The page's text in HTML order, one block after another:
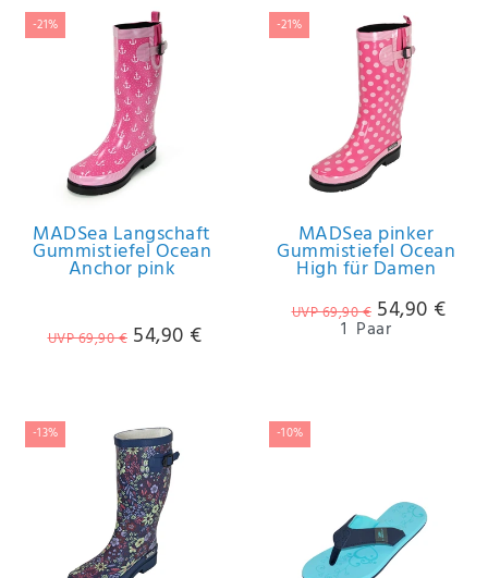
-21%
MADSea Langschaft
Gummistiefel Ocean
Anchor pink
UVP 69,90 € 54,90 €
-21%
MADSea pinker
Gummistiefel Ocean
High für Damen
UVP 69,90 € 54,90 €
1 Paar
-13% -10%